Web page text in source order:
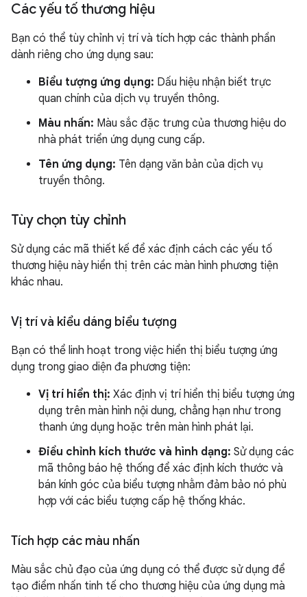
Các yếu tố thương hiệu
Bạn có thể tùy chỉnh vị trí và tích hợp các thành phần
dành riêng cho ứng dụng sau:
Biểu tượng ứng dụng: Dấu hiệu nhận biết trực
quan chính của dịch vụ truyền thông.
Màu nhấn: Màu sắc đặc trưng của thương hiệu do
nhà phát triển ứng dụng cung cấp.
Tên ứng dụng: Tên dạng văn bản của dịch vụ
truyền thông.
Tùy chọn tùy chỉnh
Sử dụng các mã thiết kế để xác định cách các yếu tố
thương hiệu này hiển thị trên các màn hình phương tiện
khác nhau.
Vị trí và kiểu dáng biểu tượng
Bạn có thể linh hoạt trong việc hiển thị biểu tượng ứng
dụng trong giao diện đa phương tiện:
Vị trí hiển thị: Xác định vị trí hiển thị biểu tượng ứng
dụng trên màn hình nội dung, chẳng hạn như trong
thanh ứng dụng hoặc trên màn hình phát lại.
Điều chỉnh kích thước và hình dạng: Sử dụng các
mã thông báo hệ thống để xác định kích thước và
bán kính góc của biểu tượng nhằm đảm bảo nó phù
hợp với các biểu tượng cấp hệ thống khác.
Tích hợp các màu nhấn
Màu sắc chủ đạo của ứng dụng có thể được sử dụng để
tạo điểm nhấn tinh tế cho thương hiệu của ứng dụng mà